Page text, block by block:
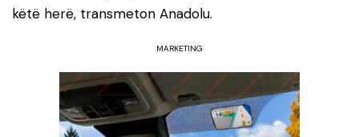
këtë herë, transmeton Anadolu.
MARKETING